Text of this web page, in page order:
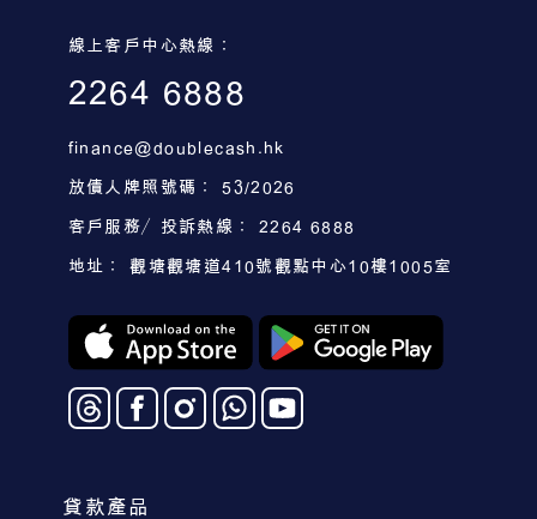
線上客戶中心熱線：
2264 6888
finance@doublecash.hk
放債人牌照號碼： 53/2026
客戶服務／投訴熱線： 2264 6888
地址： 觀塘觀塘道410號觀點中心10樓1005室
貸款產品